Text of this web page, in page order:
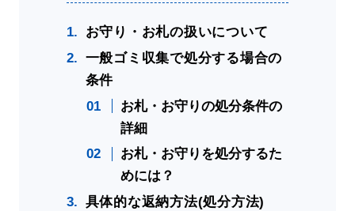
お守り・お札の扱いについて
一般ゴミ収集で処分する場合の
条件
お札・お守りの処分条件の
詳細
お札・お守りを処分するた
めには？
具体的な返納方法(処分方法)